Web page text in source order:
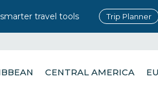
travel tools Trip Planner
CENTRAL AMERICA